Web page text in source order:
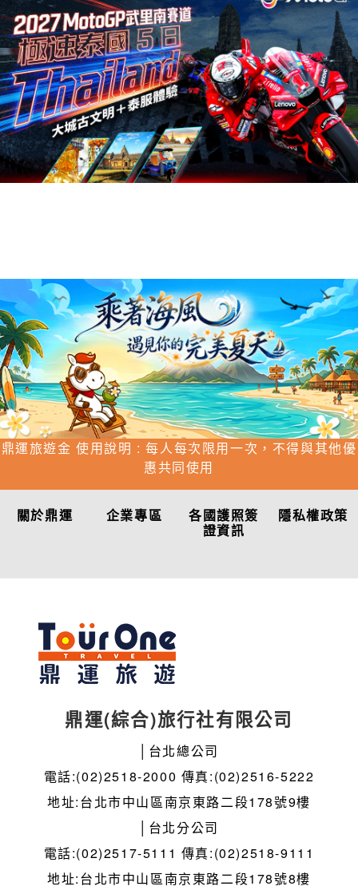
鼎運旅遊金 使用說明 : 每人每次限用一次，不得與其他優
惠共同使用
關於鼎運 企業專區
各國護照簽
證資訊
隱私權政策
鼎運(綜合)旅行社有限公司
│台北總公司
電話:(02)2518-2000 傳真:(02)2516-5222
地址:台北市中山區南京東路二段178號9樓
│台北分公司
電話:(02)2517-5111 傳真:(02)2518-9111
地址:台北市中山區南京東路二段178號8樓